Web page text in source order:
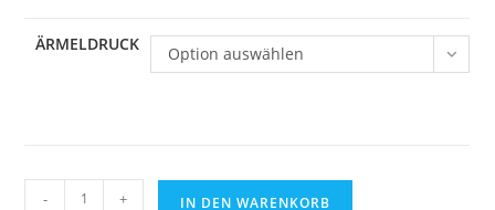
ÄRMELDRUCK Option auswählen
- + IN DEN WARENKORB